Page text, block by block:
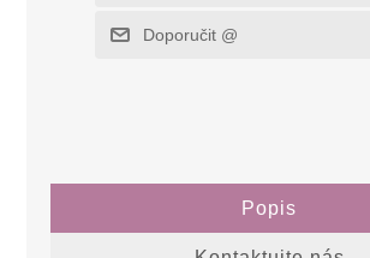
Popis